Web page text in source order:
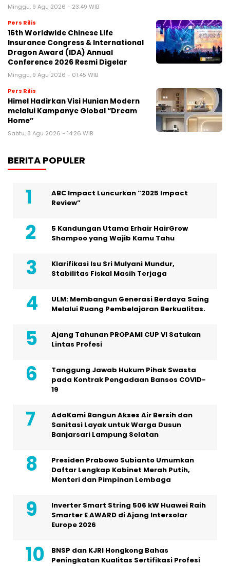
Minggu, 9 Agu 2026 - 23:49 WIB
Pers Rilis
16th Worldwide Chinese Life
Insurance Congress & International
Dragon Award (IDA) Annual
Conference 2026 Resmi Digelar
Minggu, 9 Agu 2026 - 01:45 WIB
Pers Rilis
Himel Hadirkan Visi Hunian Modern
melalui Kampanye Global “Dream
Home”
Sabtu, 8 Agu 2026 - 14:26 WIB
BERITA POPULER
ABC Impact Luncurkan “2025 Impact
Review”
5 Kandungan Utama Erhair HairGrow
Shampoo yang Wajib Kamu Tahu
Klarifikasi Isu Sri Mulyani Mundur,
Stabilitas Fiskal Masih Terjaga
ULM: Membangun Generasi Berdaya Saing
Melalui Ruang Pembelajaran Berkualitas.
Ajang Tahunan PROPAMI CUP VI Satukan
Lintas Profesi
Tanggung Jawab Hukum Pihak Swasta
pada Kontrak Pengadaan Bansos COVID-
19
AdaKami Bangun Akses Air Bersih dan
Sanitasi Layak untuk Warga Dusun
Banjarsari Lampung Selatan
Presiden Prabowo Subianto Umumkan
Daftar Lengkap Kabinet Merah Putih,
Menteri dan Pimpinan Lembaga
Inverter Smart String 506 kW Huawei Raih
Smarter E AWARD di Ajang Intersolar
Europe 2026
BNSP dan KJRI Hongkong Bahas
Peningkatan Kualitas Sertifikasi Profesi